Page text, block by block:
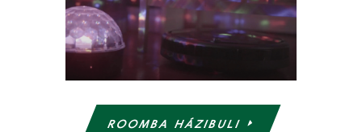
ROOMBA HÁZIBULI